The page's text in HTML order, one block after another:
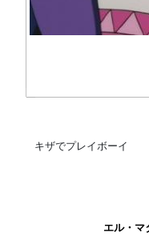
キザでプレイボーイ
エル・マ